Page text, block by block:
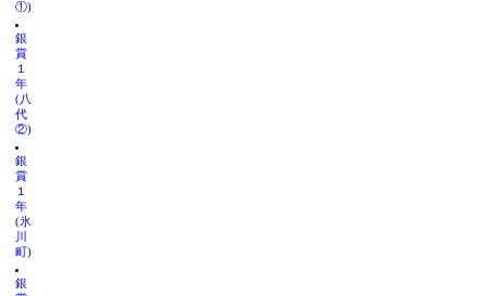
①)
銀
賞
１
年
(八
代
②)
銀
賞
１
年
(氷
川
町)
銀